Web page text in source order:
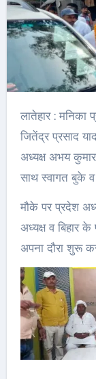
लातेहार : मनिका प्रखंड के सिंजो स्थित राजद प्रखंड अध्यक्ष
जितेंद्र प्रसाद
अध्यक्ष अभय
साथ स्वागत बुके
मौके पर प्रदेश
अध्यक्ष व बिहार
अपना दौरा शुरू